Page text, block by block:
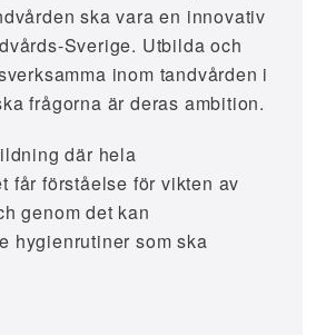
ska vara en innovativ
Sverige. Utbilda och
inom tandvården i
frågorna är deras ambition.
där hela
får förståelse för vikten av
genom det kan
hygienrutiner som ska